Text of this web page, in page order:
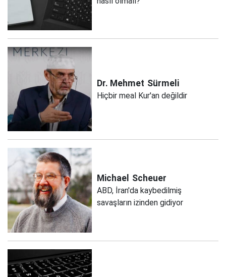
Dr. Mehmet Sürmeli
Hiçbir meal Kur'an değildir
Michael Scheuer
ABD, İran'da kaybedilmiş
savaşların izinden gidiyor